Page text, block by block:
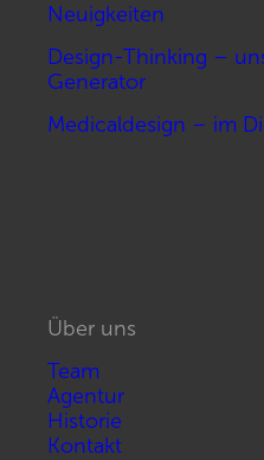
Neuigkeiten
Design-Thinking –
Generator
Medicaldesign – im
Über uns
Team
Agentur
Historie
Kontakt